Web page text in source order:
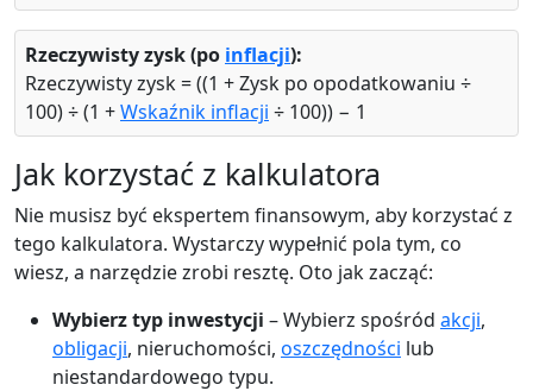
Rzeczywisty zysk (po inflacji):
Rzeczywisty zysk = ((1 + Zysk po opodatkowaniu ÷
100) ÷ (1 +Wskaźnik inflacji ÷ 100)) − 1
Jak korzystać z kalkulatora
Nie musisz być ekspertem finansowym, aby korzystać z
tego kalkulatora. Wystarczy wypełnić pola tym, co
wiesz, a narzędzie zrobi resztę. Oto jak zacząć:
Wybierz typ inwestycji – Wybierz spośród akcji,
obligacji, nieruchomości, oszczędności lub
niestandardowego typu.